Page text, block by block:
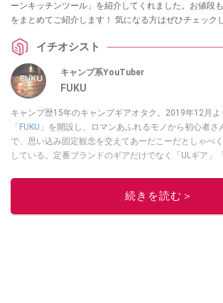
ーンキッチンツール」を紹介してくれました。お値段
をまとめてご紹介します！ 気になる方はぜひチェック
イチオシスト
キャンプ系YouTuber
FUKU
キャンプ歴15年のキャンプギアオタク。2019年12月
「 FUKU 」を開設し、ロマンあふれるモノから初心者さ
で、思い込み固定観念を交えてあーだこーだとしゃべ
している。定番ブランドのギアだけでなく「ULギア」
このイチオシス
続きを読む＞